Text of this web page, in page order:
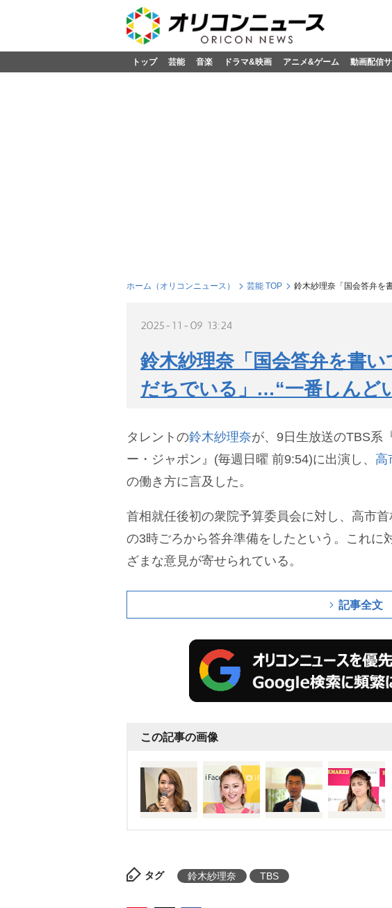
トップ 芸能 音楽 ドラマ&映画 アニメ&ゲーム 動画配信
ホーム（オリコンニュース） 芸能 TOP 鈴木紗理奈「国会答弁を
2025-11-09 13:24
鈴木紗理奈「国会答弁を書
だちでいる」…“一番しんど
タレントの鈴木紗理奈が、9日生放送のTBS系
ー・ジャポン』(毎週日曜 前9:54)に出演し、 高
の働き方に言及した。
首相就任後初の衆院予算委員会に対し、高市首
の3時ごろから答弁準備をしたという。これに
ざまな意見が寄せられている。
記事全文
この記事の画像
タグ 鈴木紗理奈 TBS